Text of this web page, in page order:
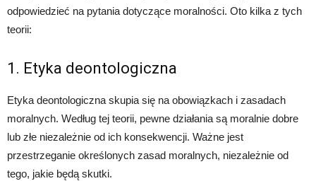
odpowiedzieć na pytania dotyczące moralności. Oto kilka z tych
teorii:
1. Etyka deontologiczna
Etyka deontologiczna skupia się na obowiązkach i zasadach
moralnych. Według tej teorii, pewne działania są moralnie dobre
lub złe niezależnie od ich konsekwencji. Ważne jest
przestrzeganie określonych zasad moralnych, niezależnie od
tego, jakie będą skutki.